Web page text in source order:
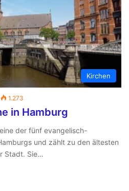
Kirchen
1.273
in Hamburg
der fünf evangelisch-
und zählt zu den ältesten
Stadt. Sie…